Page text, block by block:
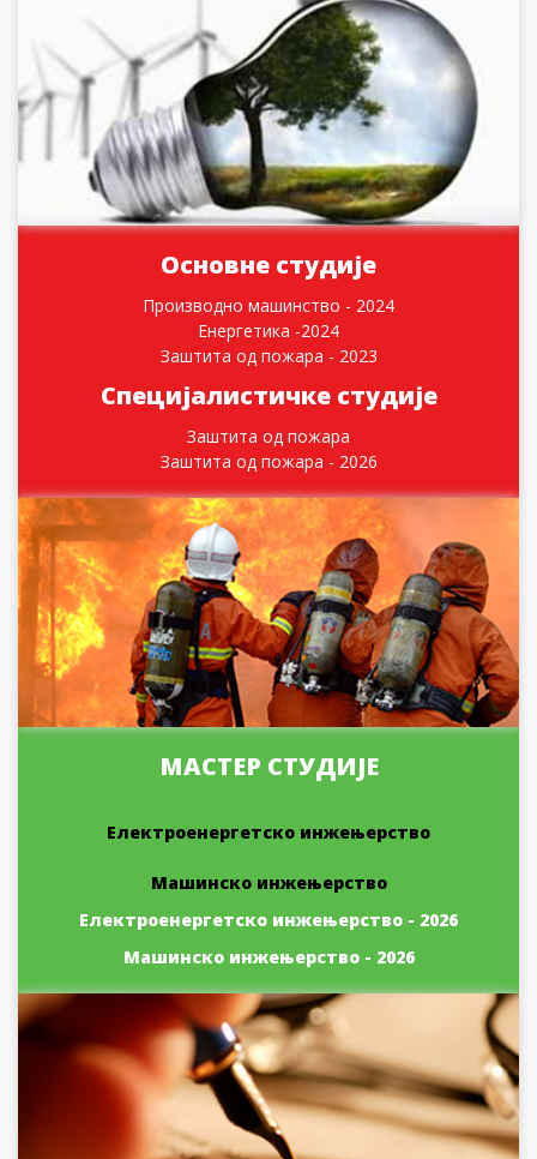
Основне студије
Производно машинство - 2024
Енергетика -2024
Заштита од пожара - 2023
Специјалистичке студије
Заштита од пожара
Заштита од пожара - 2026
МАСТЕР СТУДИЈЕ
Електроенергетско инжењерство
Машинско инжењерство
Електроенергетско инжењерство - 2026
Машинско инжењерство - 2026